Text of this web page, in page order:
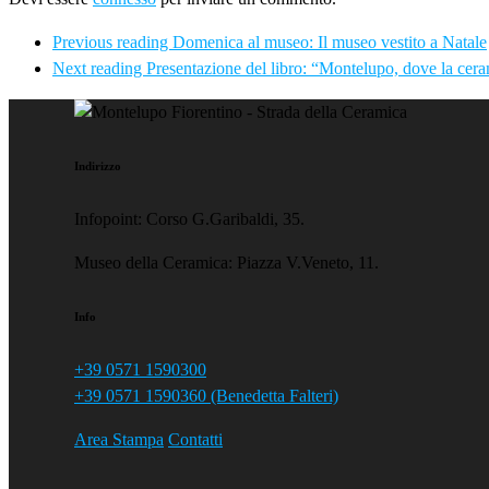
Previous reading Domenica al museo: Il museo vestito a Natale
Next reading Presentazione del libro: “Montelupo, dove la
Indirizzo
Infopoint: Corso G.Garibaldi, 35.
Museo della Ceramica: Piazza V.Veneto, 11.
Info
+39 0571 1590300
+39 0571 1590360 (Benedetta Falteri)
Area Stampa Contatti